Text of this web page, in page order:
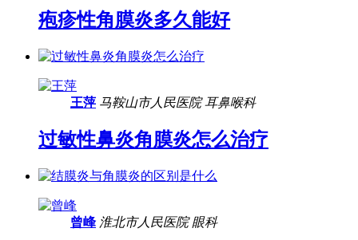
疱疹性角膜炎多久能好
王萍 马鞍山市人民医院 耳鼻喉科
过敏性鼻炎角膜炎怎么治疗
曾峰 淮北市人民医院 眼科